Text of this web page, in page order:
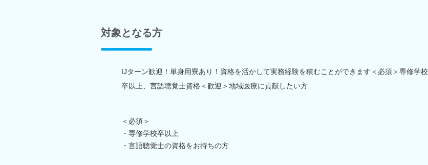
対象となる方
IJターン歓迎！単身用寮あり！資格を活かして実務経験を積むことができます＜必須＞専修学校
卒以上、言語聴覚士資格＜歓迎＞地域医療に貢献したい方
＜必須＞
・専修学校卒以上
・言語聴覚士の資格をお持ちの方